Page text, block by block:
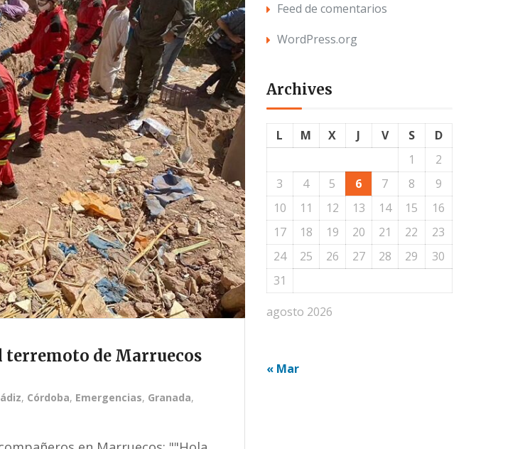
terremoto de Marruecos
, Córdoba, Emergencias, Granada,
Feed de comentarios
WordPress.org
Archives
agosto 2026
L M X J V S
D
1
2
3
4 5 6 7 8
9
10
11 12 13 14 15
16
17
18 19 20 21 22
23
24
25 26 27 28 29
30
31
« Mar